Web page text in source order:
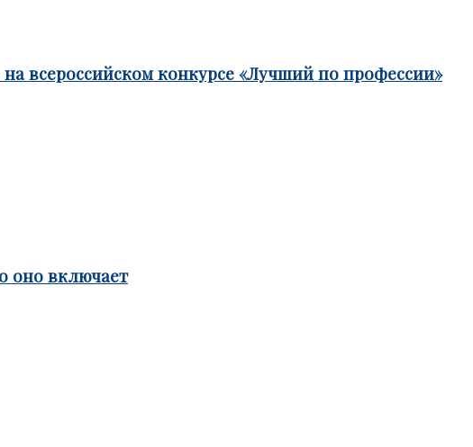
всероссийском конкурсе «Лучший по профессии»
оно включает